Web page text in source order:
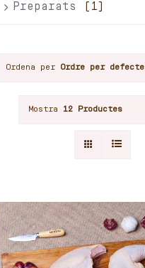
Preparats (1)
Ordena per Ordre per defecte
Mostra 12 Productes